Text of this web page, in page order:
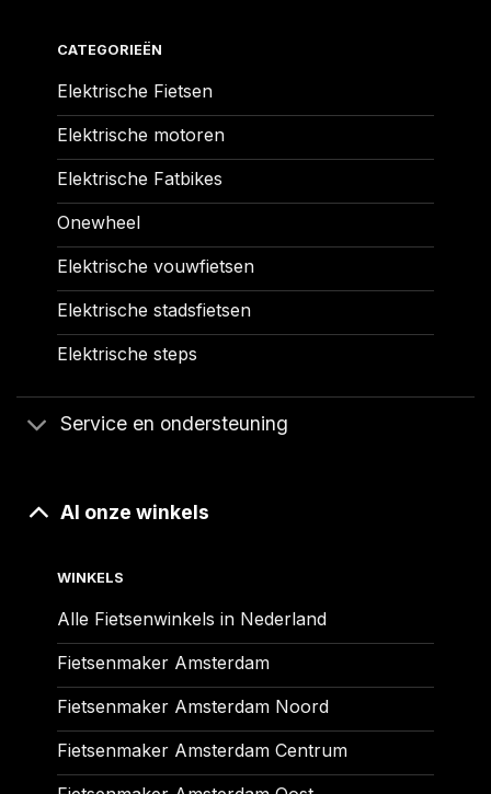
CATEGORIEËN
Elektrische Fietsen
Elektrische motoren
Elektrische Fatbikes
Onewheel
Elektrische vouwfietsen
Elektrische stadsfietsen
Elektrische steps
Service en ondersteuning
Al onze winkels
WINKELS
Alle Fietsenwinkels in Nederland
Fietsenmaker Amsterdam
Fietsenmaker Amsterdam Noord
Fietsenmaker Amsterdam Centrum